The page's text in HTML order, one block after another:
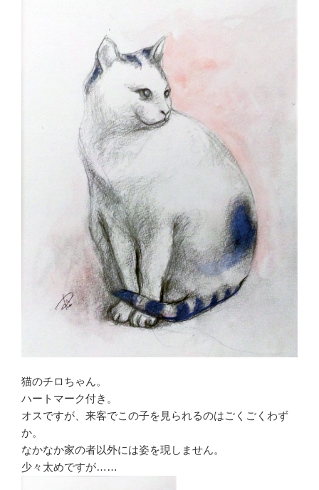
猫のチロちゃん。
ハートマーク付き。
オスですが、来客でこの子を見られるのはごくごくわず
か。
なかなか家の者以外には姿を現しません。
少々太めですが……